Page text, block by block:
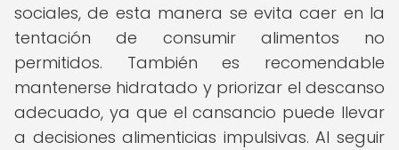
sociales, de esta manera se evita caer en la
tentación de consumir alimentos no
permitidos. También es recomendable
mantenerse hidratado y priorizar el descanso
adecuado, ya que el cansancio puede llevar
a decisiones alimenticias impulsivas. Al seguir